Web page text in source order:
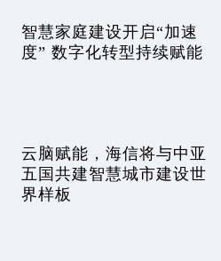
智慧家庭建设开启“加速
度” 数字化转型持续赋能
云脑赋能，海信将与中亚
五国共建智慧城市建设世
界样板